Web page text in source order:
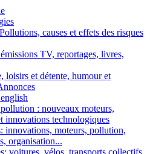
causes et effets des risques
TV, reportages, livres,
loisirs et détente, humour et
: nouveaux moteurs,
innovations technologiques
innovations, moteurs, pollution,
organisation...
voitures, vélos, transports collectifs,